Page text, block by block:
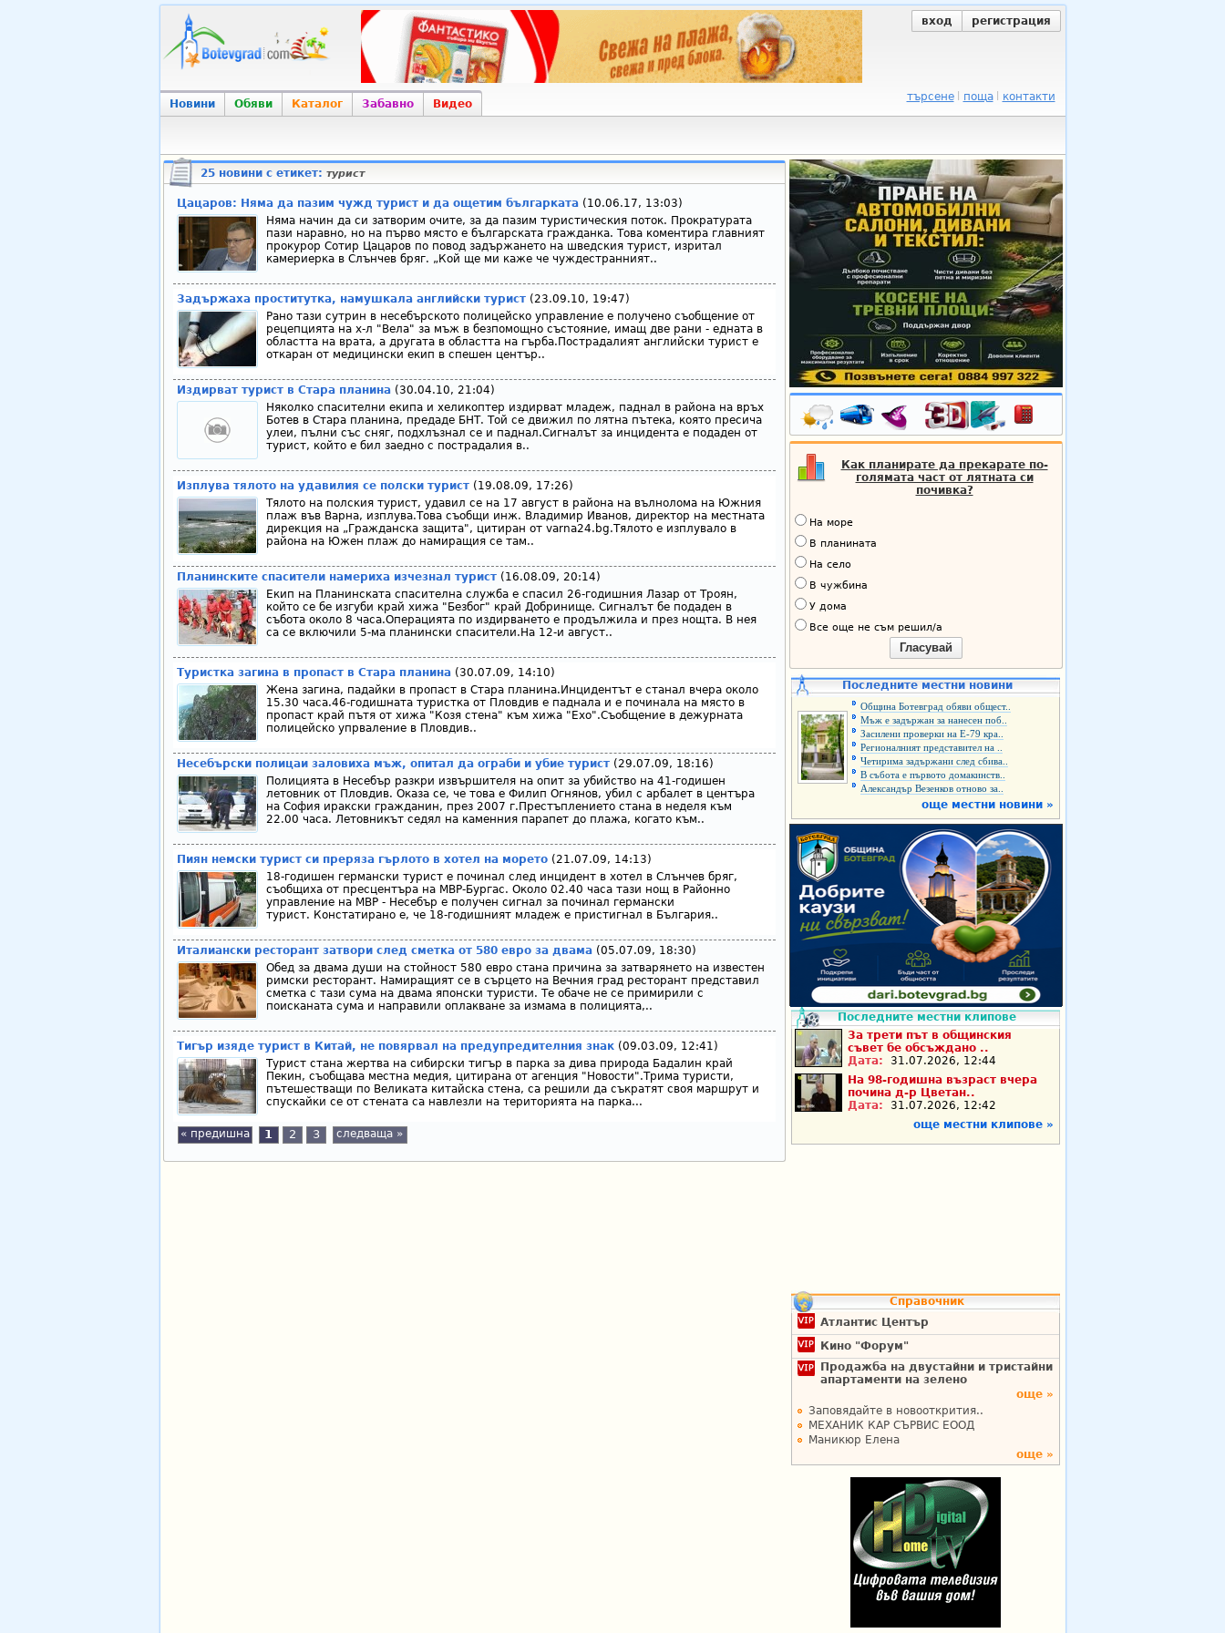
вход регистрация
Новини Обяви Каталог Забавно Видео
търсене поща контакти
25 новини с етикет: турист
Цацаров: Няма да пазим чужд турист и да ощетим българката(10.06.17, 13:03)
Няма начин да си затворим очите, за да пазим туристическия поток. Прократурата
пази наравно, но на първо място е българската гражданка. Това коментира главният
прокурор Сотир Цацаров по повод задържането на шведския турист, изритал
камериерка в Слънчев бряг. „Кой ще ми каже че чуждестранният..
Задържаха проститутка, намушкала английски турист(23.09.10, 19:47)
Рано тази сутрин в несебърското полицейско управление е получено съобщение от
рецепцията на х-л "Вела" за мъж в безпомощно състояние, имащ две рани - едната в
областта на врата, а другата в областта на гърба.Пострадалият английски турист е
откаран от медицински екип в спешен център..
Издирват турист в Стара планина(30.04.10, 21:04)
Няколко спасителни екипа и хеликоптер издирват младеж, паднал в района на връх
Ботев в Стара планина, предаде БНТ. Той се движил по лятна пътека, която пресича
улеи, пълни със сняг, подхлъзнал се и паднал.Сигналът за инцидента е подаден от
турист, който е бил заедно с пострадалия в..
Изплува тялото на удавилия се полски турист(19.08.09, 17:26)
Тялото на полския турист, удавил се на 17 август в района на вълнолома на Южния
плаж във Варна, изплува.Това съобщи инж. Владимир Иванов, директор на местната
дирекция на „Гражданска защита", цитиран от varna24.bg.Тялото е изплувало в
района на Южен плаж до намиращия се там..
Планинските спасители намериха изчезнал турист(16.08.09, 20:14)
Екип на Планинската спасителна служба е спасил 26-годишния Лазар от Троян,
който се бе изгуби край хижа "Безбог" край Добринище. Сигналът бе подаден в
събота около 8 часа.Операцията по издирването е продължила и през нощта. В нея
са се включили 5-ма планински спасители.На 12-и август..
Туристка загина в пропаст в Стара планина(30.07.09, 14:10)
Жена загина, падайки в пропаст в Стара планина.Инцидентът е станал вчера около
15.30 часа.46-годишната туристка от Пловдив е паднала и е починала на място в
пропаст край пътя от хижа "Козя стена" към хижа "Ехо".Съобщение в дежурната
полицейско упрваление в Пловдив..
Несебърски полицаи заловиха мъж, опитал да ограби и убие турист(29.07.09, 18:16)
Полицията в Несебър разкри извършителя на опит за убийство на 41-годишен
летовник от Пловдив. Оказа се, че това е Филип Огнянов, убил с арбалет в центъра
на София иракски гражданин, през 2007 г.Престъплението стана в неделя към
22.00 часа. Летовникът седял на каменния парапет до плажа, когато към..
Пиян немски турист си преряза гърлото в хотел на морето(21.07.09, 14:13)
18-годишен германски турист е починал след инцидент в хотел в Слънчев бряг,
съобщиха от пресцентъра на МВР-Бургас. Около 02.40 часа тази нощ в Районно
управление на МВР - Несебър е получен сигнал за починал германски
турист. Констатирано е, че 18-годишният младеж е пристигнал в България..
Италиански ресторант затвори след сметка от 580 евро за двама(05.07.09, 18:30)
Обед за двама души на стойност 580 евро стана причина за затварянето на известен
римски ресторант. Намиращият се в сърцето на Вечния град ресторант представил
сметка с тази сума на двама японски туристи. Те обаче не се примирили с
поисканата сума и направили оплакване за измама в полицията,..
Тигър изяде турист в Китай, не повярвал на предупредителния знак(09.03.09, 12:41)
Турист стана жертва на сибирски тигър в парка за дива природа Бадалин край
Пекин, съобщава местна медия, цитирана от агенция "Новости".Трима туристи,
пътешестващи по Великата китайска стена, са решили да съкратят своя маршрут и
спускайки се от стената са навлезли на територията на парка...
« предишна 1 2 3 следваща »
Как планирате да прекарате по-
голямата част от лятната си
почивка?
На море
В планината
На село
В чужбина
У дома
Все още не съм решил/а
Гласувай
Последните местни новини
Община Ботевград обяви общест..
Мъж е задържан за нанесен поб..
Засилени проверки на Е-79 кра..
Регионалният представител на ..
Четирима задържани след сбива..
В събота е първото домакинств..
Александър Везенков отново за..
още местни новини »
Последните местни клипове
За трети път в общинския
съвет бе обсъждано ..
Дата:
31.07.2026, 12:44
На 98-годишна възраст вчера
почина д-р Цветан..
Дата:
31.07.2026, 12:42
още местни клипове »
Справочник
Атлантис Център
Кино "Форум"
Продажба на двустайни и тристайни
апартаменти на зелено
още »
Заповядайте в новооткрития..
МЕХАНИК КАР СЪРВИС ЕООД
Маникюр Елена
още »